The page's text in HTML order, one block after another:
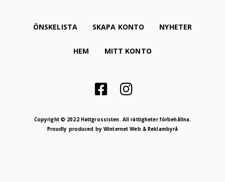
ÖNSKELISTA SKAPA KONTO NYHETER
HEM MITT KONTO
Copyright © 2022 Hattgrossisten. All rättigheter förbehållna.
Proudly produced byWinternet Web & Reklambyrå